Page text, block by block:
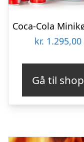
kr. 1.295,00
Gå til shop